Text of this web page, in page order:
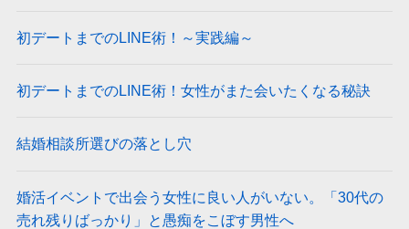
初デートまでのLINE術！～実践編～
初デートまでのLINE術！女性がまた会いたくなる秘訣
結婚相談所選びの落とし穴
婚活イベントで出会う女性に良い人がいない。「30代の
売れ残りばっかり」と愚痴をこぼす男性へ